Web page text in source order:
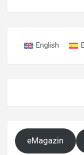
English
eMagazin